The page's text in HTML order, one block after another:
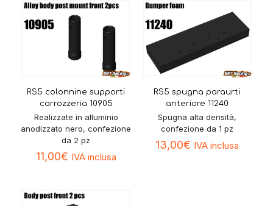
RS5 colonnine supporti
carrozzeria 10905
Realizzate in alluminio
anodizzato nero, confezione
da 2 pz
11,00€ IVA inclusa
RS5 spugna paraurti
anteriore 11240
Spugna alta densità,
confezione da 1 pz
13,00€ IVA inclusa